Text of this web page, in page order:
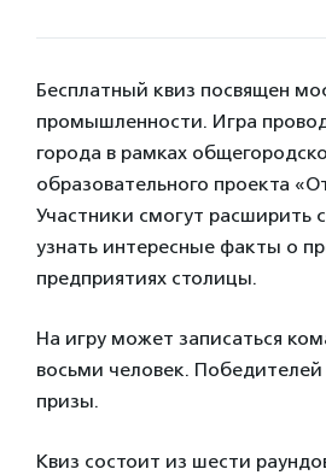
Бесплатный квиз посвящен
промышленности. Игра
города в рамках
образовательного проекта
Участники смогут расширить
узнать интересные факты о
предприятиях столицы.
На игру может записаться
восьми человек.
призы.
Квиз состоит из шести